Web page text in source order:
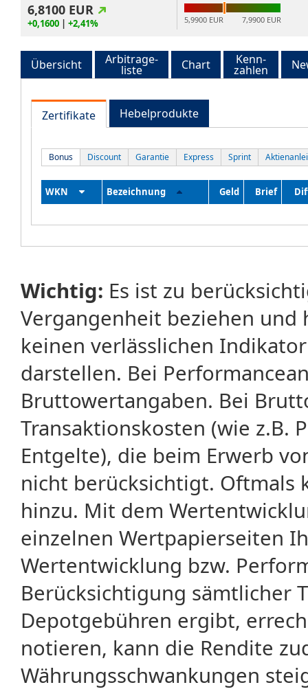
6,8100 EUR
+0,1600 | +2,41% 5,9900 EUR 7,9900 EUR
Übersicht Arbitrage-
liste Chart Kenn-
zahlen
Zertifikate Hebelprodukte
Bonus Discount Garantie Express Sprint
WKN Bezeichnung Geld Brief
Wichtig: Es ist zu
Vergangenheit beziehen
keinen verlässlichen
darstellen. Bei
Bruttowertangaben. Bei
Transaktionskosten (wie z.B.
Entgelte), die beim Erwerb
nicht berücksichtigt. Oftmals
hinzu. Mit dem
einzelnen Wertpapierseiten
Wertentwicklung bzw.
Berücksichtigung sämtlicher
Depotgebühren ergibt,
notieren, kann die Rendite
Währungsschwankungen